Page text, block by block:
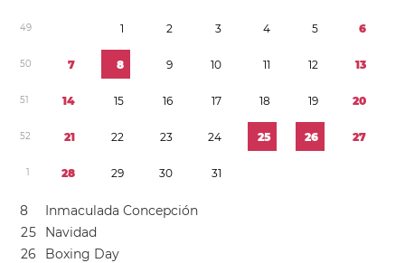
49 1 2 3 4 5 6
50 7 8 9 10 11 12 13
51 14 15 16 17 18 19 20
52 21 22 23 24 25 26 27
1 28 29 30 31
8
Inmaculada Concepción
25
Navidad
26 Boxing Day